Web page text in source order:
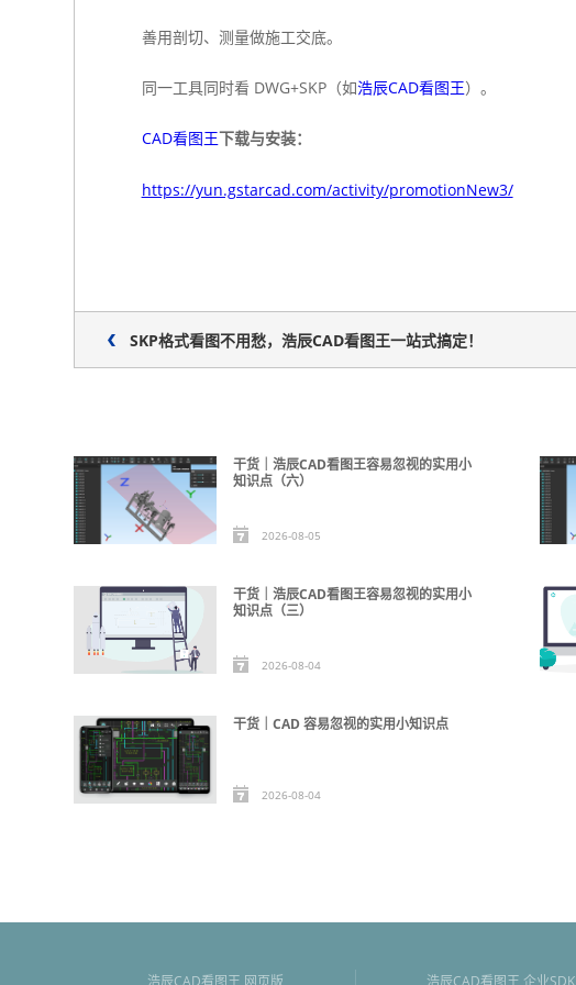
善用剖切、测量做施工交底。
同一工具同时看 DWG+SKP（如浩辰CAD看图王）。
CAD看图王下载与安装：
https://yun.gstarcad.com/activity/promotionNew3/
SKP格式看图不用愁，浩辰CAD看图王一站式搞定！
干货｜浩辰CAD看图王容易忽视的实用小
知识点（六）
2026-08-05
干货｜浩辰CAD看图王容易忽视的实用小
知识点（三）
2026-08-04
干货｜CAD 容易忽视的实用小知识点
2026-08-04